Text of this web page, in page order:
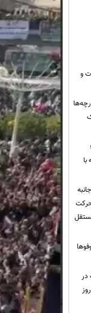
و
حرکت
در